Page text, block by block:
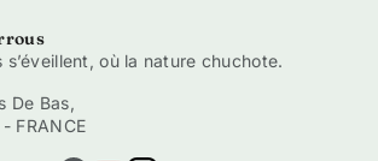
s’éveillent, où la nature chuchote.
De Bas,
FRANCE